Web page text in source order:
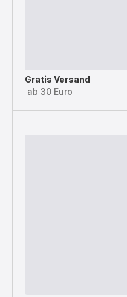
Gratis Versand
ab 30 Euro